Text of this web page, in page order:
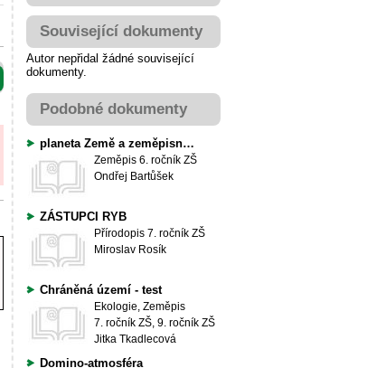
Související dokumenty
Autor nepřidal žádné související
dokumenty.
Podobné dokumenty
planeta Země a zeměpisná síť
Zeměpis 6. ročník ZŠ
Ondřej Bartůšek
ZÁSTUPCI RYB
Přírodopis 7. ročník ZŠ
Miroslav Rosík
Chráněná území - test
Ekologie, Zeměpis
7. ročník ZŠ, 9. ročník ZŠ
Jitka Tkadlecová
Domino-atmosféra